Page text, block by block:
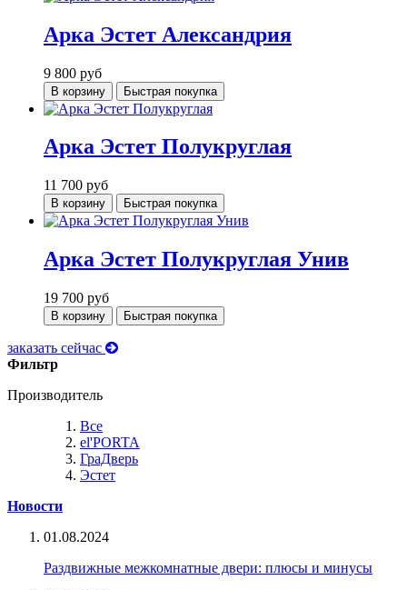
Арка Эстет Александрия
9 800 руб
В корзину Быстрая покупка
Арка Эстет Полукруглая
11 700 руб
В корзину Быстрая покупка
Арка Эстет Полукруглая Унив
19 700 руб
В корзину Быстрая покупка
заказать сейчас
Фильтр
Производитель
Все
el'PORTA
ГраДверь
Эстет
Новости
01.08.2024
Раздвижные межкомнатные двери: плюсы и минусы